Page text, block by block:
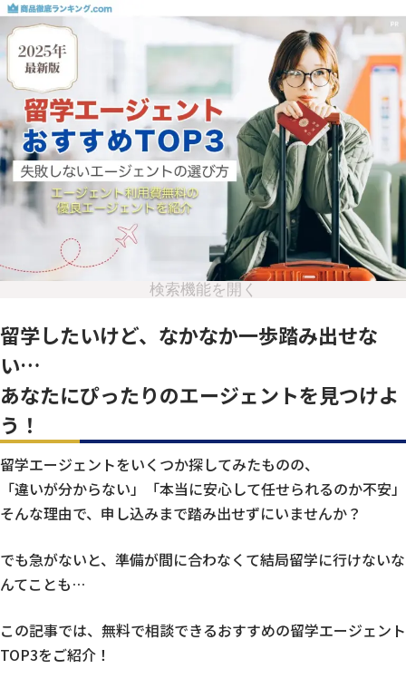
検索機能を開く
留学したいけど、なかなか一歩踏み出せな
い…
あなたにぴったりのエージェントを見つけよ
う！
留学エージェントをいくつか探してみたものの、
「違いが分からない」「本当に安心して任せられるのか不安」
そんな理由で、申し込みまで踏み出せずにいませんか？
でも急がないと、準備が間に合わなくて結局留学に行けないな
んてことも…
この記事では、無料で相談できるおすすめの留学エージェント
TOP3をご紹介！